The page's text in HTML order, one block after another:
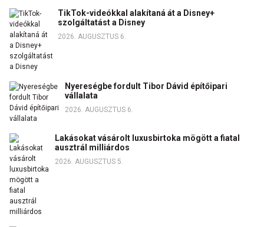
TikTok-videókkal alakítaná át a Disney+
szolgáltatást a Disney
2026. AUGUSZTUS 6.
Nyereségbe fordult Tibor Dávid építőipari
vállalata
2026. AUGUSZTUS 6.
Lakásokat vásárolt luxusbirtoka mögött a fiatal
ausztrál milliárdos
2026. AUGUSZTUS 5.